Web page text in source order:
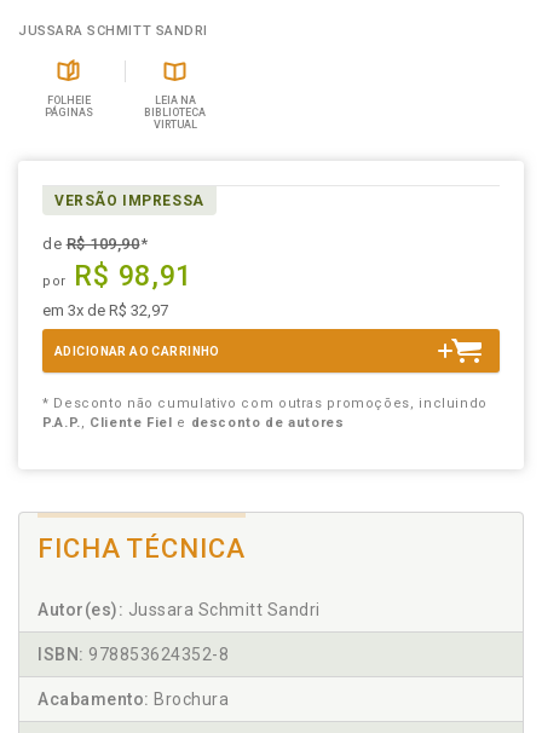
JUSSARA SCHMITT SANDRI
FOLHEIE
PÁGINAS
LEIA NA
BIBLIOTECA
VIRTUAL
VERSÃO IMPRESSA
deR$ 109,90*
por R$ 98,91
em 3x de R$ 32,97
ADICIONAR AO CARRINHO
* Desconto não cumulativo com outras promoções, incluindo
P.A.P., Cliente Fiel e desconto de autores
FICHA TÉCNICA
Autor(es): Jussara Schmitt Sandri
ISBN: 978853624352-8
Acabamento: Brochura